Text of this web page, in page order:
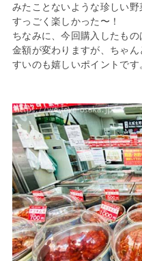
みたことないような珍しい
すっごく楽しかった〜！
ちなみに、今回購入したも
金額が変わりますが、ちゃ
すいのも嬉しいポイントです